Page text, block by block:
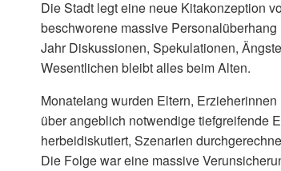
Die Stadt legt eine neue Kitakonzeption
beschworene massive
Jahr Diskussionen, Spekulationen,
Wesentlichen bleibt alles beim Alten.
Monatelang wurden Eltern,
über angeblich notwendige tiefgreifende
herbeidiskutiert, Szenarien
Die Folge war eine massive